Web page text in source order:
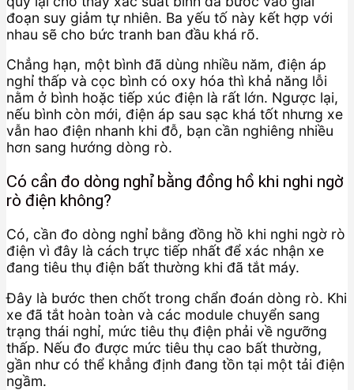
đoạn suy giảm tự nhiên. Ba yếu tố này kết hợp với
nhau sẽ cho bức tranh ban đầu khá rõ.
Chẳng hạn, một bình đã dùng nhiều năm, điện áp
nghỉ thấp và cọc bình có oxy hóa thì khả năng lỗi
nằm ở bình hoặc tiếp xúc điện là rất lớn. Ngược lại,
nếu bình còn mới, điện áp sau sạc khá tốt nhưng xe
vẫn hao điện nhanh khi đỗ, bạn cần nghiêng nhiều
hơn sang hướng dòng rò.
Có cần đo dòng nghỉ bằng đồng hồ khi nghi ngờ
rò điện không?
Có, cần đo dòng nghỉ bằng đồng hồ khi nghi ngờ rò
điện vì đây là cách trực tiếp nhất để xác nhận xe
đang tiêu thụ điện bất thường khi đã tắt máy.
Đây là bước then chốt trong chẩn đoán dòng rò. Khi
xe đã tắt hoàn toàn và các module chuyển sang
trạng thái nghỉ, mức tiêu thụ điện phải về ngưỡng
thấp. Nếu đo được mức tiêu thụ cao bất thường,
gần như có thể khẳng định đang tồn tại một tải điện
ngầm.